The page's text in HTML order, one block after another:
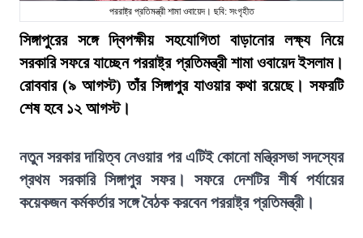
পররাষ্ট্র প্রতিমন্ত্রী শামা ওবায়েদ। ছবি: সংগৃহীত
সিঙ্গাপুরের সঙ্গে দ্বিপক্ষীয় সহযোগিতা বাড়ানোর লক্ষ্য নিয়ে
সরকারি সফরে যাচ্ছেন পররাষ্ট্র প্রতিমন্ত্রী শামা ওবায়েদ ইসলাম।
রোববার (৯ আগস্ট) তাঁর সিঙ্গাপুর যাওয়ার কথা রয়েছে। সফরটি
শেষ হবে ১২ আগস্ট।
নতুন সরকার দায়িত্ব নেওয়ার পর এটিই কোনো মন্ত্রিসভা সদস্যের
প্রথম সরকারি সিঙ্গাপুর সফর। সফরে দেশটির শীর্ষ পর্যায়ের
কয়েকজন কর্মকর্তার সঙ্গে বৈঠক করবেন পররাষ্ট্র প্রতিমন্ত্রী।